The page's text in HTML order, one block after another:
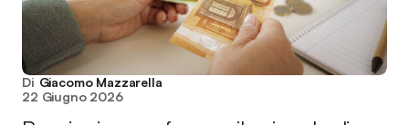
Di Giacomo Mazzarella
22 Giugno 2026